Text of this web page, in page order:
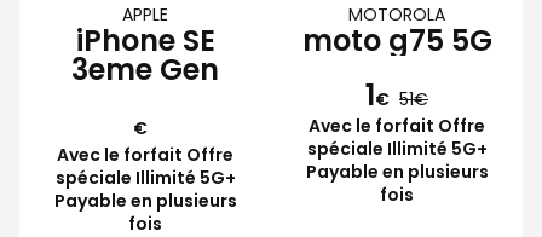
APPLE
iPhone SE
3eme Gen
€
Avec le forfait Offre
spéciale Illimité 5G+
Payable en plusieurs
fois
MOTOROLA
moto g75 5G
1€ 51
Avec le forfait Offre
spéciale Illimité 5G+
Payable en plusieurs
fois